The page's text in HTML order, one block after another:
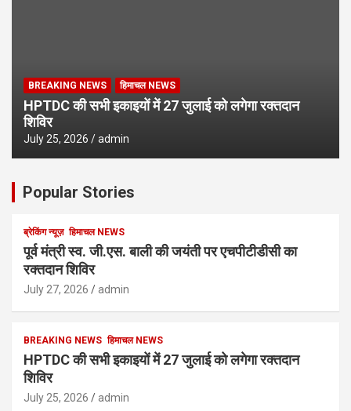
BREAKING NEWS हिमाचल NEWS
HPTDC की सभी इकाइयों में 27 जुलाई को लगेगा रक्तदान
शिविर
July 25, 2026 admin
Popular Stories
ब्रेकिंग न्यूज़ हिमाचल NEWS
पूर्व मंत्री स्व. जी.एस. बाली की जयंती पर एचपीटीडीसी का
रक्तदान शिविर
July 27, 2026 admin
BREAKING NEWS हिमाचल NEWS
HPTDC की सभी इकाइयों में 27 जुलाई को लगेगा रक्तदान
शिविर
July 25, 2026 admin